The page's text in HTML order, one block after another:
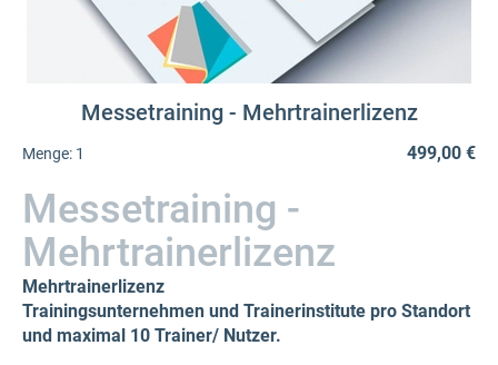
Messetraining - Mehrtrainerlizenz
Menge: 1 499,00 €
Messetraining -
Mehrtrainerlizenz
Mehrtrainerlizenz
Trainingsunternehmen und Trainerinstitute pro Standort
und maximal 10 Trainer/ Nutzer.